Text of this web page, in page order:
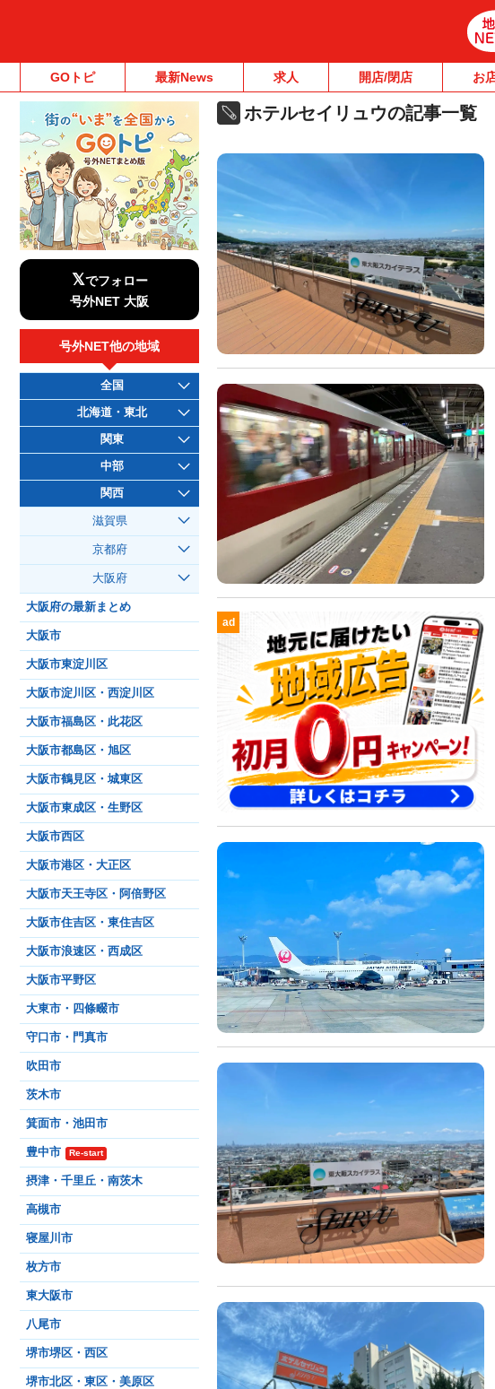
GOトピ 最新News 求人 開店/閉店 お
ホテルセイリュウの記事一覧
ad
𝕏でフォロー
号外NET 大阪
号外NET他の地域
全国
北海道・東北
関東
中部
関西
滋賀県
京都府
大阪府
大阪府の最新まとめ
大阪市
大阪市東淀川区
大阪市淀川区・西淀川区
大阪市福島区・此花区
大阪市都島区・旭区
大阪市鶴見区・城東区
大阪市東成区・生野区
大阪市西区
大阪市港区・大正区
大阪市天王寺区・阿倍野区
大阪市住吉区・東住吉区
大阪市浪速区・西成区
大阪市平野区
大東市・四條畷市
守口市・門真市
吹田市
茨木市
箕面市・池田市
豊中市 Re-start
摂津・千里丘・南茨木
高槻市
寝屋川市
枚方市
東大阪市
八尾市
堺市堺区・西区
堺市北区・東区・美原区